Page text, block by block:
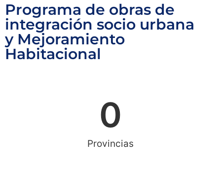
Programa de obras de
integración socio urbana
y Mejoramiento
Habitacional
Provincias
0